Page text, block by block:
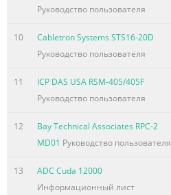
Руководство пользователя
10
Cabletron Systems STS16-20D
Руководство пользователя
11
ICP DAS USA RSM-405/405F
Руководство пользователя
12
Bay Technical Associates RPC-2
MD01 Руководство пользователя
13
ADC Cuda 12000
Информационный лист